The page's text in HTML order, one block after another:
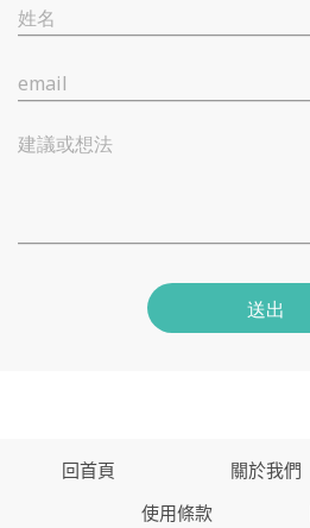
姓名
email
建議或想法
送出
回首頁 關於我們
使用條款